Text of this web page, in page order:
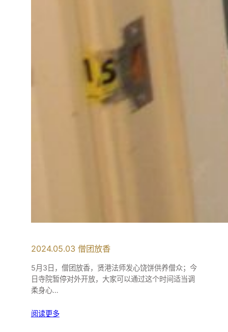
2024.05.03 僧团放香
5月3日，僧团放香，贤港法师发心饶饼供养僧众；今
日寺院暂停对外开放，大家可以通过这个时间适当调
柔身心…
阅读更多